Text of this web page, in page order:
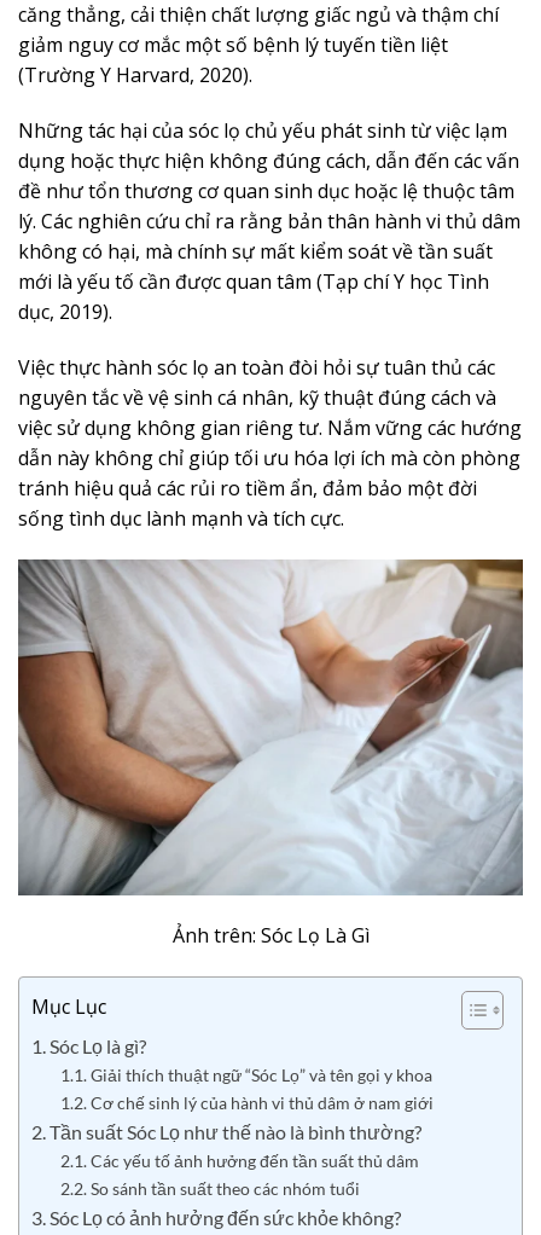
căng thẳng, cải thiện chất lượng giấc ngủ và thậm chí
giảm nguy cơ mắc một số bệnh lý tuyến tiền liệt
(Trường Y Harvard, 2020).
Những tác hại của sóc lọ chủ yếu phát sinh từ việc lạm
dụng hoặc thực hiện không đúng cách, dẫn đến các vấn
đề như tổn thương cơ quan sinh dục hoặc lệ thuộc tâm
lý. Các nghiên cứu chỉ ra rằng bản thân hành vi thủ dâm
không có hại, mà chính sự mất kiểm soát về tần suất
mới là yếu tố cần được quan tâm (Tạp chí Y học Tình
dục, 2019).
Việc thực hành sóc lọ an toàn đòi hỏi sự tuân thủ các
nguyên tắc về vệ sinh cá nhân, kỹ thuật đúng cách và
việc sử dụng không gian riêng tư. Nắm vững các hướng
dẫn này không chỉ giúp tối ưu hóa lợi ích mà còn phòng
tránh hiệu quả các rủi ro tiềm ẩn, đảm bảo một đời
sống tình dục lành mạnh và tích cực.
Ảnh trên: Sóc Lọ Là Gì
Mục Lục
1. Sóc Lọ là gì?
1.1. Giải thích thuật ngữ “Sóc Lọ” và tên gọi y khoa
1.2. Cơ chế sinh lý của hành vi thủ dâm ở nam giới
2. Tần suất Sóc Lọ như thế nào là bình thường?
2.1. Các yếu tố ảnh hưởng đến tần suất thủ dâm
2.2. So sánh tần suất theo các nhóm tuổi
3. Sóc Lọ có ảnh hưởng đến sức khỏe không?